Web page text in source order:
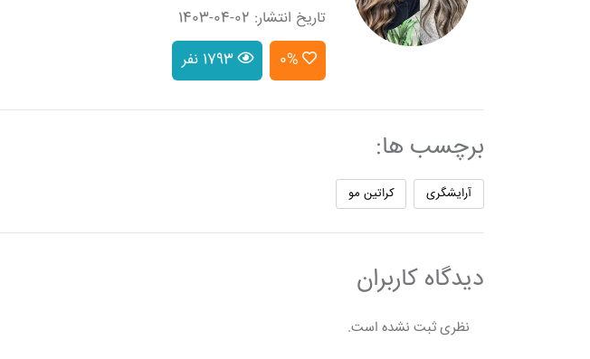
تاریخ انتشار: 02-04-1403
0%
1793 نفر
برچسب ها:
آرایشگری کراتین مو
دیدگاه کاربران
نظری ثبت نشده است.